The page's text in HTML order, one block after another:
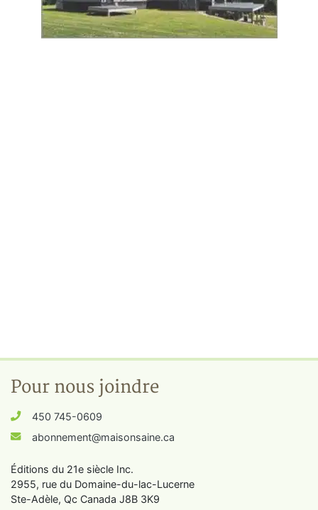
Pour nous joindre
450 745-0609
abonnement@maisonsaine.ca
Éditions du 21e siècle Inc.
2955, rue du Domaine-du-lac-Lucerne
Ste-Adèle, Qc Canada J8B 3K9